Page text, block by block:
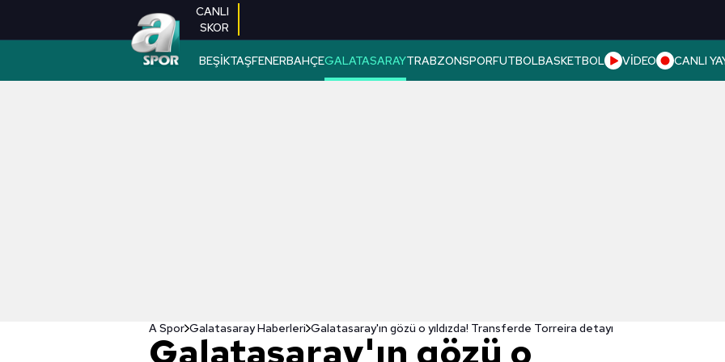
CANLI
SKOR
BEŞİKTAŞFENERBAHÇEGALATASARAYTRABZONSPORFUTBOLBASKETBOL VİDEO CANLI
A Spor Galatasaray Haberleri Galatasaray'ın gözü o yıldızda! Transferde Torreira detayı
Galatasaray'ın gözü o